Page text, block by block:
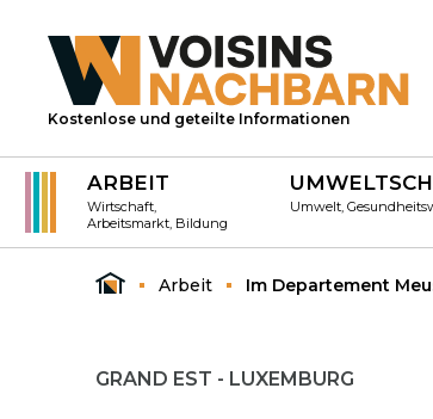
Kostenlose und geteilte Informationen
ARBEIT
Wirtschaft,
Arbeitsmarkt, Bildung
Umwelt,
Arbeit Im Departement
GRAND EST - LUXEMBURG